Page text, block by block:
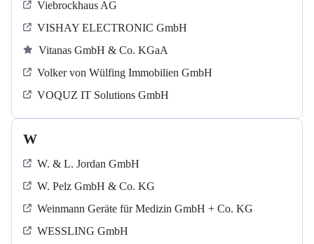
Viebrockhaus AG
VISHAY ELECTRONIC GmbH
Vitanas GmbH & Co. KGaA
Volker von Wülfing Immobilien GmbH
VOQUZ IT Solutions GmbH
W
W. & L. Jordan GmbH
W. Pelz GmbH & Co. KG
Weinmann Geräte für Medizin GmbH + Co. KG
WESSLING GmbH